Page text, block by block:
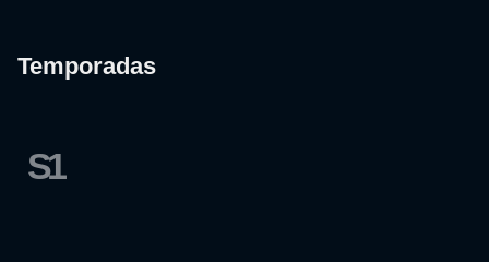
Temporadas
S1